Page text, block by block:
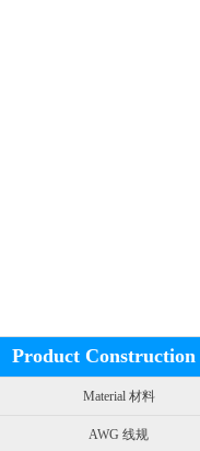
Product
Material 材料
AWG 线规